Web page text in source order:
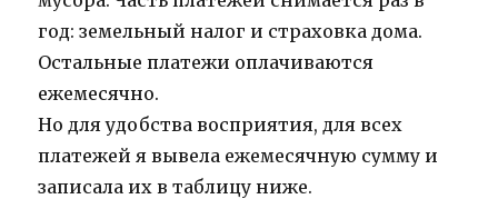
год: земельный налог и страховка дома.
Остальные платежи оплачиваются
ежемесячно.
Но для удобства восприятия, для всех
платежей я вывела ежемесячную сумму и
записала их в таблицу ниже.